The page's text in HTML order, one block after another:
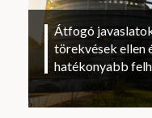
Átfogó
törekvések ellen
hatékonyabb